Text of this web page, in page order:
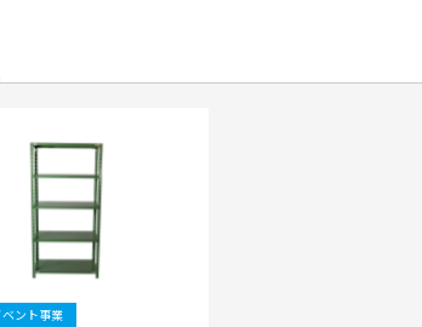
ント事業